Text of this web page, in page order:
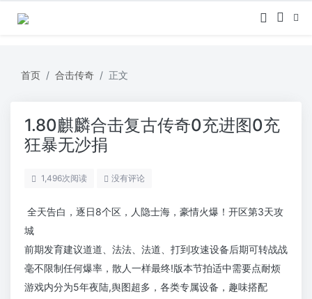
首页 合击传奇 正文
1.80麒麟合击复古传奇0充进图0充
狂暴无沙捐
1,496次阅读 没有评论
全天告白，逐日8个区，人隐士海，豪情火爆！开区第3天攻
城
前期发育建议道道、法法、法道、打到攻速设备后期可转战战
毫不限制任何爆率，散人一样最终!版本节拍适中需要点耐烦
游戏内分为5年夜陆,舆图超多，各类专属设备，趣味搭配